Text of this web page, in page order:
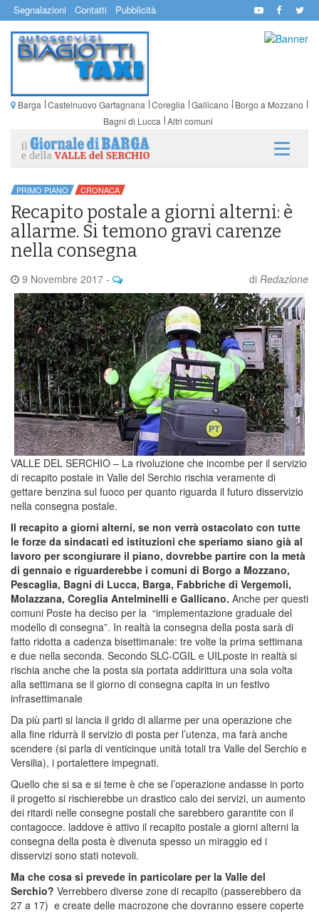
Segnalazioni Contatti Pubblicità
Barga Castelnuovo Garfagnana Coreglia Gallicano
Borgo a Mozzano
Bagni di Lucca Altri comuni
PRIMO PIANO CRONACA
Recapito postale a giorni alterni: è
allarme. Si temono gravi carenze
nella consegna
9 Novembre 2017 - di Redazione
VALLE DEL SERCHIO – La rivoluzione che incombe per il servizio
di recapito postale in Valle del Serchio rischia veramente di
gettare benzina sul fuoco per quanto riguarda il futuro disservizio
nella consegna postale.
Il recapito a giorni alterni, se non verrà ostacolato con tutte
le forze da sindacati ed istituzioni che speriamo siano già al
lavoro per scongiurare il piano, dovrebbe partire con la metà
di gennaio e riguarderebbe i comuni di Borgo a Mozzano,
Pescaglia, Bagni di Lucca, Barga, Fabbriche di Vergemoli,
Molazzana, Coreglia Antelminelli e Gallicano. Anche per questi
comuni Poste ha deciso per la “implementazione graduale del
modello di consegna”. In realtà la consegna della posta sarà di
fatto ridotta a cadenza bisettimanale: tre volte la prima settimana
e due nella seconda. Secondo SLC-CGIL e UILposte in realtà si
rischia anche che la posta sia portata addirittura una sola volta
alla settimana se il giorno di consegna capita in un festivo
infrasettimanale
Da più parti si lancia il grido di allarme per una operazione che
alla fine ridurrà il servizio di posta per l’utenza, ma farà anche
scendere (si parla di venticinque unità totali tra Valle del Serchio e
Versilia), i portalettere impegnati.
Quello che si sa e si teme è che se l’operazione andasse in porto
il progetto si rischierebbe un drastico calo dei servizi, un aumento
dei ritardi nelle consegne postali che sarebbero garantite con il
contagocce. laddove è attivo il recapito postale a giorni alterni la
consegna della posta è divenuta spesso un miraggio ed i
disservizi sono stati notevoli.
Ma che cosa si prevede in particolare per la Valle del
Serchio? Verrebbero diverse zone di recapito (passerebbero da
27 a 17) e create delle macrozone che dovranno essere coperte